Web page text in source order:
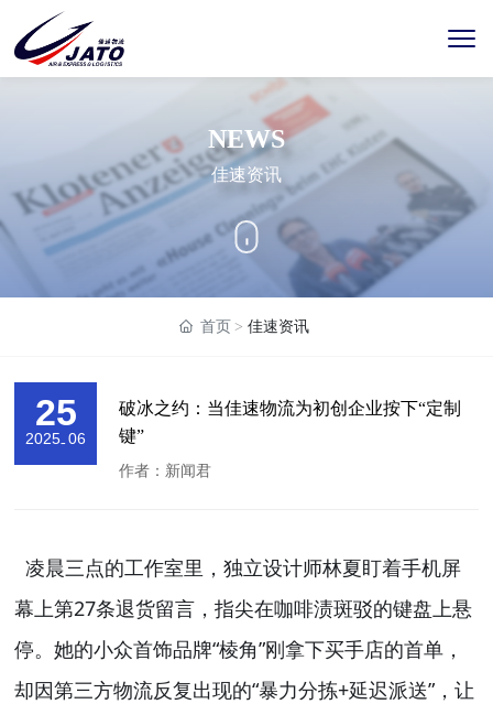
NEWS
佳速资讯
首页 佳速资讯
25
2025-06
破冰之约：当佳速物流为初创企业按下“定制
键”
作者：新闻君
凌晨三点的工作室里，独立设计师林夏盯着手机屏
幕上第27条退货留言，指尖在咖啡渍斑驳的键盘上悬
停。她的小众首饰品牌“棱角”刚拿下买手店的首单，
却因第三方物流反复出现的“暴力分拣+延迟派送” ，让